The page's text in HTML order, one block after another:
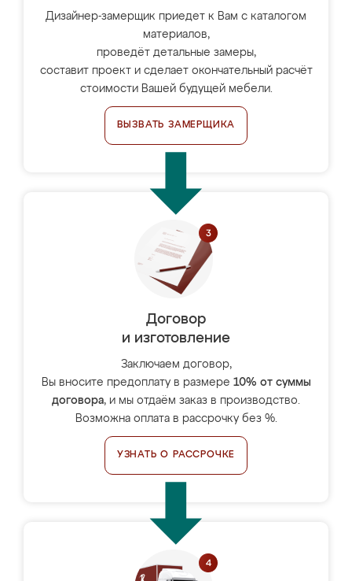
Дизайнер-замерщик приедет к Вам с каталогом
материалов,
проведёт детальные замеры,
составит проект и сделает окончательный расчёт
стоимости Вашей будущей мебели.
ВЫЗВАТЬ ЗАМЕРЩИКА
Договор
и изготовление
Заключаем договор,
Вы вносите предоплату в размере 10% от суммы
договора, и мы отдаём заказ в производство.
Возможна оплата в рассрочку без %.
УЗНАТЬ О РАССРОЧКЕ